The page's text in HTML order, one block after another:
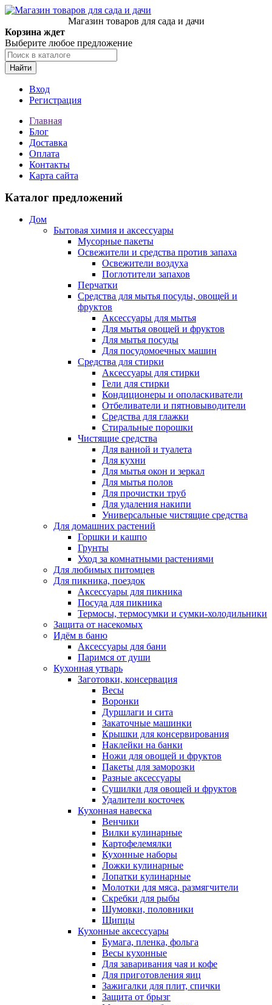
Магазин товаров для сада и дачи
Корзина ждет
Выберите любое предложение
Найти
Вход
Регистрация
Главная
Блог
Доставка
Оплата
Контакты
Карта сайта
Каталог предложений
Дом
Бытовая химия и аксессуары
Мусорные пакеты
Освежители и средства против запаха
Освежители воздуха
Поглотители запахов
Перчатки
Средства для мытья посуды, овощей и
фруктов
Аксессуары для мытья
Для мытья овощей и фруктов
Для мытья посуды
Для посудомоечных машин
Средства для стирки
Аксессуары для стирки
Гели для стирки
Кондиционеры и ополаскиватели
Отбеливатели и пятновыводители
Средства для глажки
Стиральные порошки
Чистящие средства
Для ванной и туалета
Для кухни
Для мытья окон и зеркал
Для мытья полов
Для прочистки труб
Для удаления накипи
Универсальные чистящие средства
Для домашних растений
Горшки и кашпо
Грунты
Уход за комнатными растениями
Для любимых питомцев
Для пикника, поездок
Аксессуары для пикника
Посуда для пикника
Термосы, термосумки и сумки-холодильники
Защита от насекомых
Идём в баню
Аксессуары для бани
Паримся от души
Кухонная утварь
Заготовки, консервация
Весы
Воронки
Дуршлаги и сита
Закаточные машинки
Крышки для консервирования
Наклейки на банки
Ножи для овощей и фруктов
Пакеты для заморозки
Разные аксессуары
Сушилки для овощей и фруктов
Удалители косточек
Кухонная навеска
Венчики
Вилки кулинарные
Картофелемялки
Кухонные наборы
Ложки кулинарные
Лопатки кулинарные
Молотки для мяса, размягчители
Скребки для рыбы
Шумовки, половники
Щипцы
Кухонные аксессуары
Бумага, пленка, фольга
Весы кухонные
Для заваривания чая и кофе
Для приготовления яиц
Зажигалки для плит, спички
Защита от брызг